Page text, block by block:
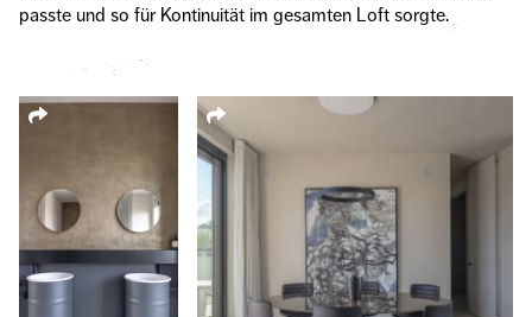
passte und so für Kontinuität im gesamten Loft sorgte.